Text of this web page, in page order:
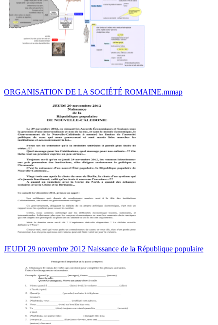
ORGANISATION DE LA SOCIÉTÉ ROMAINE.mmap
JEUDI 29 novembre 2012 Naissance de la République populaire